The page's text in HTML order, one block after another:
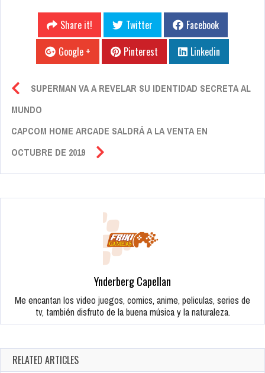
Share it! Twitter
Facebook
Google +
Pinterest Linkedin
SUPERMAN VA A REVELAR SU IDENTIDAD SECRETA AL
MUNDO
CAPCOM HOME ARCADE SALDRÁ A LA VENTA EN
OCTUBRE DE 2019
Ynderberg Capellan
Me encantan los video juegos, comics, anime, peliculas, series de
tv, también disfruto de la buena música y la naturaleza.
RELATED ARTICLES